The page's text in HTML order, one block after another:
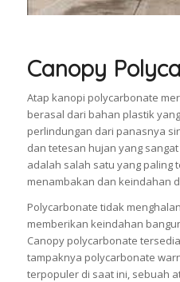
Canopy
Atap kanopi polycarbonate
berasal dari bahan plastik
perlindungan dari panasnya
dan tetesan hujan yang
adalah salah satu yang paling
menambakan dan keindahan
Polycarbonate tidak
memberikan keindahan
Canopy polycarbonate
tampaknya polycarbonate
terpopuler di saat ini, sebuah